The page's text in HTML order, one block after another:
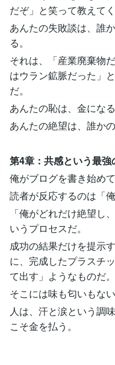
だぞ」と笑って教えて
あんたの失敗談は、誰
る。
それは、「産業廃棄物
はウラン鉱脈だった」
だ。
あんたの恥は、金になる
あんたの絶望は、誰か
第4章：共感という最強
俺がブログを書き始め
読者が反応するのは「
「俺がどれだけ絶望し
いうプロセスだ。
成功の結果だけを提示
に、完成したプラスチ
て出す」ようなものだ。
そこには味も匂いもない
人は、汗と涙という調
こそ金を払う。